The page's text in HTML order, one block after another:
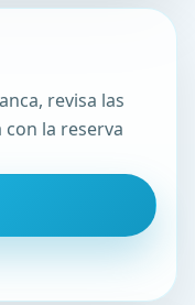
revisa las
la reserva